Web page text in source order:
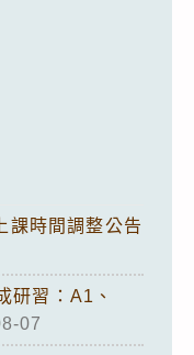
課時間調整公告
研習：A1、
07